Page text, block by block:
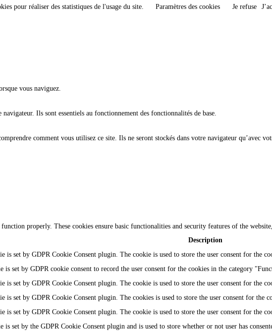
pour réaliser des statistiques de l'usage du site. Paramètres des cookies Je refuse
vous naviguez.
navigateur. Ils sont essentiels au fonctionnement des fonctionnalités de base.
comment vous utilisez ce site. Ils ne seront stockés dans votre navigateur qu’avec
properly. These cookies ensure basic functionalities and security features of the
Description
is set by GDPR Cookie Consent plugin. The cookie is used to store the user consent for the
is set by GDPR cookie consent to record the user consent for the cookies in the category
is set by GDPR Cookie Consent plugin. The cookie is used to store the user consent for the
is set by GDPR Cookie Consent plugin. The cookies is used to store the user consent for the
is set by GDPR Cookie Consent plugin. The cookie is used to store the user consent for the
is set by the GDPR Cookie Consent plugin and is used to store whether or not user has